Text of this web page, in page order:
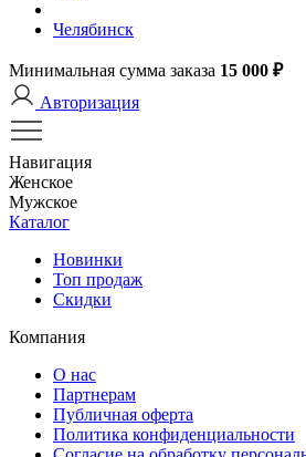
Челябинск
Минимальная сумма заказа 15 000 ₽
Авторизация
Навигация
Женское
Мужское
Каталог
Новинки
Топ продаж
Скидки
Компания
О нас
Партнерам
Публичная оферта
Политика конфиденциальности